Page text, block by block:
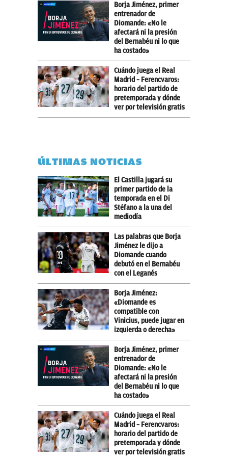
Borja Jiménez, primer
entrenador de
Diomande: «No le
afectará ni la presión
del Bernabéu ni lo que
ha costado»
Cuándo juega el Real
Madrid – Ferencvaros:
horario del partido de
pretemporada y dónde
ver por televisión gratis
ÚLTIMAS NOTICIAS
El Castilla jugará su
primer partido de la
temporada en el Di
Stéfano a la una del
mediodía
Las palabras que Borja
Jiménez le dijo a
Diomande cuando
debutó en el Bernabéu
con el Leganés
Borja Jiménez:
«Diomande es
compatible con
Vinicius, puede jugar en
izquierda o derecha»
Borja Jiménez, primer
entrenador de
Diomande: «No le
afectará ni la presión
del Bernabéu ni lo que
ha costado»
Cuándo juega el Real
Madrid – Ferencvaros:
horario del partido de
pretemporada y dónde
ver por televisión gratis